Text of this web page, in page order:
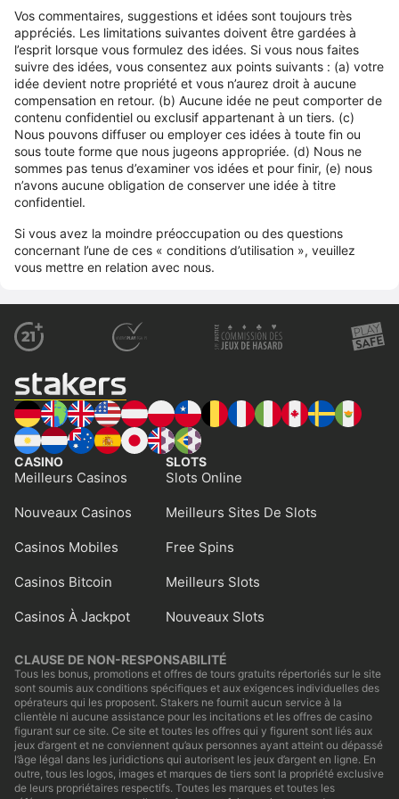
Vos commentaires, suggestions et idées sont toujours très
appréciés. Les limitations suivantes doivent être gardées à
l’esprit lorsque vous formulez des idées. Si vous nous faites
suivre des idées, vous consentez aux points suivants : (a) votre
idée devient notre propriété et vous n’aurez droit à aucune
compensation en retour. (b) Aucune idée ne peut comporter de
contenu confidentiel ou exclusif appartenant à un tiers. (c)
Nous pouvons diffuser ou employer ces idées à toute fin ou
sous toute forme que nous jugeons appropriée. (d) Nous ne
sommes pas tenus d’examiner vos idées et pour finir, (e) nous
n’avons aucune obligation de conserver une idée à titre
confidentiel.
Si vous avez la moindre préoccupation ou des questions
concernant l’une de ces « conditions d’utilisation », veuillez
vous mettre en relation avec nous.
CASINO
Meilleurs Casinos
Nouveaux Casinos
Casinos Mobiles
Casinos Bitcoin
Casinos À Jackpot
SLOTS
Slots Online
Meilleurs Sites De Slots
Free Spins
Meilleurs Slots
Nouveaux Slots
CLAUSE DE NON-RESPONSABILITÉ
Tous les bonus, promotions et offres de tours gratuits répertoriés sur le site
sont soumis aux conditions spécifiques et aux exigences individuelles des
opérateurs qui les proposent. Stakers ne fournit aucun service à la
clientèle ni aucune assistance pour les incitations et les offres de casino
figurant sur ce site. Ce site et toutes les offres qui y figurent sont liés aux
jeux d’argent et ne conviennent qu’aux personnes ayant atteint ou dépassé
l’âge légal dans les juridictions qui autorisent les jeux d’argent en ligne. En
outre, tous les logos, images et marques de tiers sont la propriété exclusive
de leurs propriétaires respectifs. Toutes les marques et toutes les